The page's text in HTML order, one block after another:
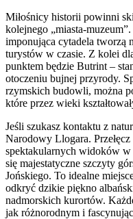
Miłośnicy historii powinni
kolejnego „miasta-
imponująca cytadela tworzą
turystów w czasie. Z kolei
punktem będzie Butrint –
otoczeniu bujnej przyrody.
rzymskich budowli, można
które przez wieki
Jeśli szukasz kontaktu z
Narodowy Llogara.
spektakularnych widoków
się majestatyczne szczyty
Jońskiego. To idealne
odkryć dzikie piękno
nadmorskich kurortów.
jak różnorodnym i